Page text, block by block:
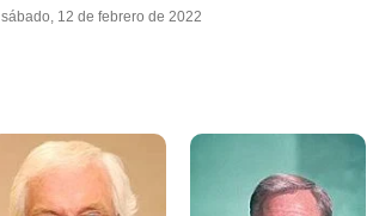
sábado, 12 de febrero de 2022